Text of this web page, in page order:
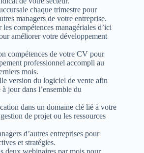
chaque trimestre pour
managers de votre entreprise.
compétences managériales d’ici
améliorer votre développement
compétences de votre CV pour
professionnel accompli au
mois.
version du logiciel de vente afin
jour dans l’ensemble du
dans un domaine clé lié à votre
de projet ou les ressources
d’autres entreprises pour
et stratégies.